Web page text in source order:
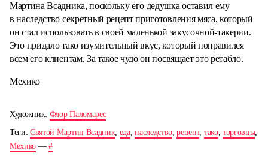
Мартина Всадника, поскольку его дедушка оставил ему
в наследство секретный рецепт приготовления мяса, который
он стал использовать в своей маленькой закусочной-такерии.
Это придало тако изумительный вкус, который понравился
всем его клиентам. За такое чудо он посвящает это ретабло.
Мехико
Художник: Флор Паломарес
Теги:Святой Мартин Всадник, еда,наследство,рецепт, тако, торговцы,
Мехико —#